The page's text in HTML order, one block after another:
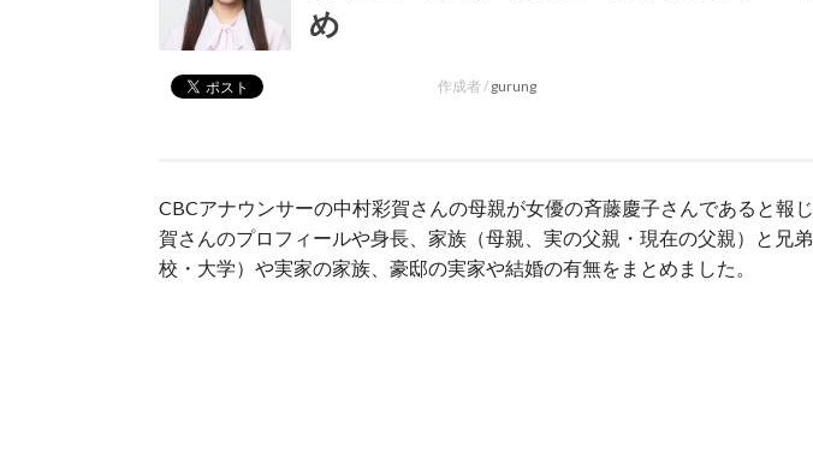
め
作成者 / gurung
CBCアナウンサーの中村彩賀さんの母親が女優の斉藤慶子さんであると報
賀さんのプロフィールや身長、家族（母親、実の父親・現在の父親）と兄
校・大学）や実家の家族、豪邸の実家や結婚の有無をまとめました。